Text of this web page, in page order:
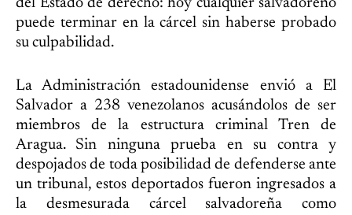
del Estado de derecho: hoy cualquier salvadoreño
puede terminar en la cárcel sin haberse probado
su culpabilidad.
La Administración estadounidense envió a El
Salvador a 238 venezolanos acusándolos de ser
miembros de la estructura criminal Tren de
Aragua. Sin ninguna prueba en su contra y
despojados de toda posibilidad de defenderse ante
un tribunal, estos deportados fueron ingresados a
la desmesurada cárcel salvadoreña como